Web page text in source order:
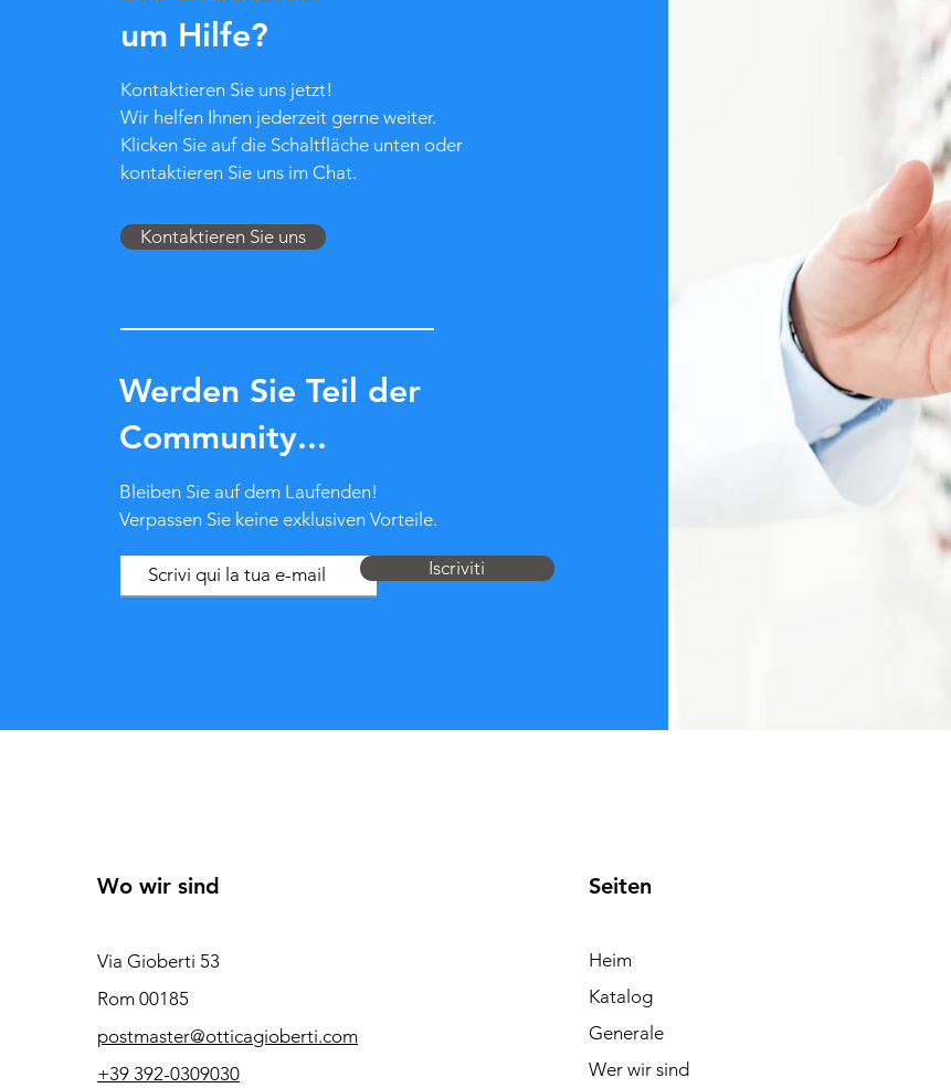
um Hilfe?
Kontaktieren Sie uns jetzt!
Wir helfen Ihnen jederzeit gerne weiter.
Klicken Sie auf die Schaltfläche unten oder
kontaktieren Sie uns im Chat.
Kontaktieren Sie uns
Werden Sie Teil der
Community...
Bleiben Sie auf dem Laufenden!
Verpassen Sie keine exklusiven Vorteile.
Iscriviti
Wo wir sind
Via Gioberti 53
Rom 00185
postmaster@otticagioberti.com
+39 392-0309030
Seiten
Heim
Katalog
Generale
Wer wir sind